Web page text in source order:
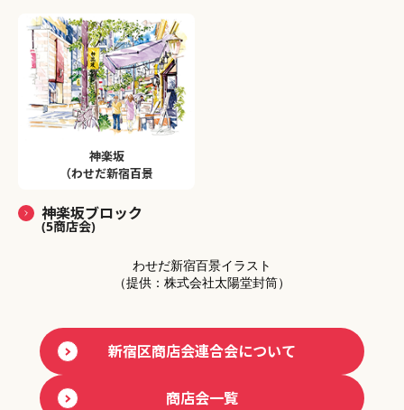
神楽坂
（わせだ新宿百景
神楽坂ブロック
(5商店会)
わせだ新宿百景イラスト
（提供：株式会社太陽堂封筒）
新宿区商店会連合会について
商店会一覧